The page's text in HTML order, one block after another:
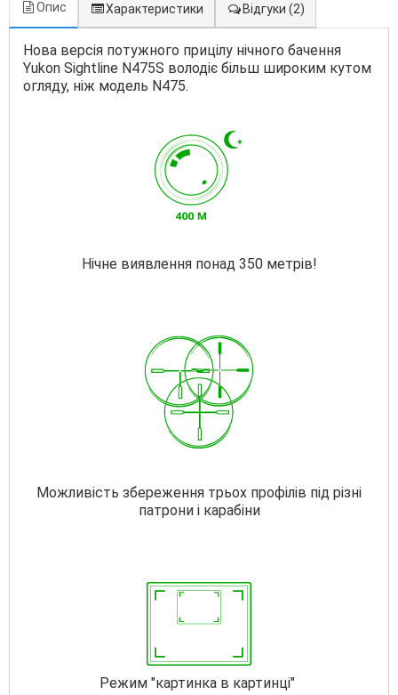
Опис Характеристики Відгуки (2)
Нова версія потужного прицілу нічного бачення
Yukon Sightline N475S володіє більш широким кутом
огляду, ніж модель N475.
Нічне виявлення понад 350 метрів!
Можливість збереження трьох профілів під різні
патрони і карабіни
Режим "картинка в картинці"